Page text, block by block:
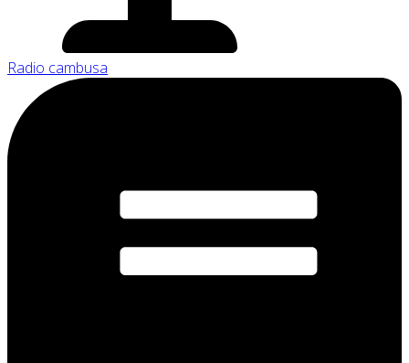
Radio cambusa